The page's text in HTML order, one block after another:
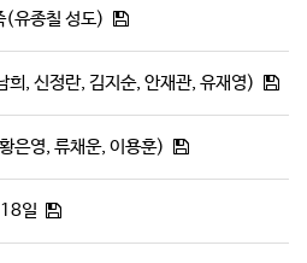
유종칠 성도)
, 신정란, 김지순, 안재관, 유재영)
은영, 류채운, 이용훈)
일